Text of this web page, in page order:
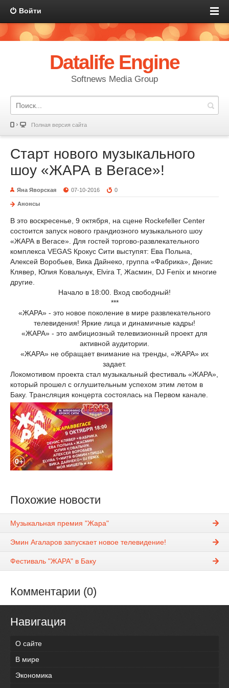
Войти
Datalife Engine
Softnews Media Group
Полная версия сайта
Старт нового музыкального
шоу «ЖАРА в Вегасе»!
Яна Яворская 07-10-2016 0
Анонсы
В это воскресенье, 9 октября, на сцене Rockefeller Center
состоится запуск нового грандиозного музыкального шоу
«ЖАРА в Вегасе». Для гостей торгово-развлекательного
комплекса VEGAS Крокус Сити выступят: Ева Польна,
Алексей Воробьев, Вика Дайнеко, группа «Фабрика», Денис
Клявер, Юлия Ковальчук, Elvira T, Жасмин, DJ Fenix и многие
другие.
Начало в 18:00. Вход свободный!
***
«ЖАРА» - это новое поколение в мире развлекательного
телевидения! Яркие лица и динамичные кадры!
«ЖАРА» - это амбициозный телевизионный проект для
активной аудитории.
«ЖАРА» не обращает внимание на тренды, «ЖАРА» их
задает.
Локомотивом проекта стал музыкальный фестиваль «ЖАРА»,
который прошел с оглушительным успехом этим летом в
Баку. Трансляция концерта состоялась на Первом канале.
Похожие новости
Музыкальная премия "Жара"
Эмин Агаларов запускает новое телевидение!
Фестиваль "ЖАРА" в Баку
Комментарии (0)
Навигация
О сайте
В мире
Экономика